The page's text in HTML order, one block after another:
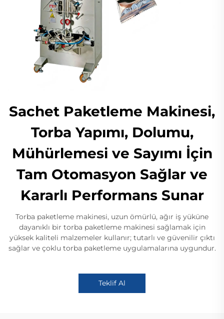
Sachet Paketleme Makinesi,
Torba Yapımı, Dolumu,
Mühürlemesi ve Sayımı İçin
Tam Otomasyon Sağlar ve
Kararlı Performans Sunar
Torba paketleme makinesi, uzun ömürlü, ağır iş yüküne
dayanıklı bir torba paketleme makinesi sağlamak için
yüksek kaliteli malzemeler kullanır; tutarlı ve güvenilir çıktı
sağlar ve çoklu torba paketleme uygulamalarına uygundur.
Teklif Al